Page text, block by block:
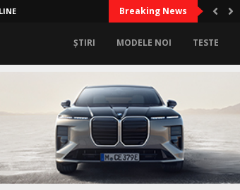
Breaking News
ȘTIRI MODELE NOI TESTE